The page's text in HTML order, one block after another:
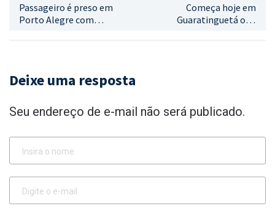
Passageiro é preso em
Porto Alegre com
em R$ 500 mil
Começa hoje em
Guaratinguetá o 5º
Numismática e
Deixe uma resposta
Seu endereço de e-mail não será publicado.